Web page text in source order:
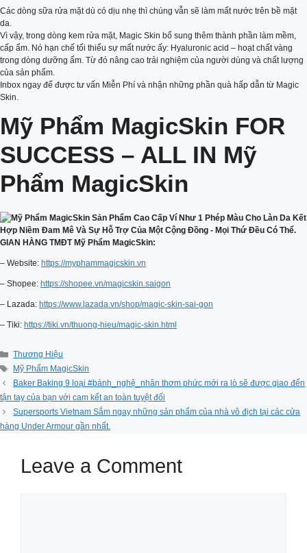
Các dòng sữa rửa mặt dù có dịu nhẹ thì chúng vẫn sẽ làm mất nước trên bề mặt
da.
Vì vậy, trong dòng kem rửa mặt, Magic Skin bổ sung thêm thành phần làm mềm,
cấp ẩm. Nó hạn chế tối thiểu sự mất nước ấy: Hyaluronic acid – hoạt chất vàng
trong dòng dưỡng ẩm. Từ đó nâng cao trải nghiệm của người dùng và chất lượng
của sản phẩm.
Inbox ngay để được tư vấn Miễn Phí và nhận những phần quà hấp dẫn từ Magic
Skin.
Mỹ Phẩm MagicSkin FOR
SUCCESS – ALL IN Mỹ
Phẩm MagicSkin
GIAN HÀNG TMĐT Mỹ Phẩm MagicSkin:
– Website: https://myphammagicskin.vn
– Shopee: https://shopee.vn/magicskin.saigon
– Lazada: https://www.lazada.vn/shop/magic-skin-sai-gon
– Tiki: https://tiki.vn/thuong-hieu/magic-skin.html
Categories
Thương Hiệu
Tags
Mỹ Phẩm MagicSkin
Baker Baking 9 loại #bánh_nghệ_nhân thơm phức mới ra lò sẽ được giao đến
tận tay của bạn với cam kết an toàn tuyệt đối
Supersports Vietnam Sắm ngay những sản phẩm của nhà vô địch tại các cửa
hàng Under Armour gần nhất.
Leave a Comment